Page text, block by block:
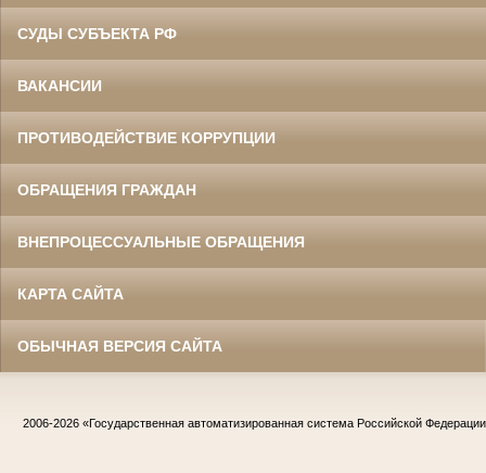
СУДЫ СУБЪЕКТА РФ
ВАКАНСИИ
ПРОТИВОДЕЙСТВИЕ КОРРУПЦИИ
ОБРАЩЕНИЯ ГРАЖДАН
ВНЕПРОЦЕССУАЛЬНЫЕ ОБРАЩЕНИЯ
КАРТА САЙТА
ОБЫЧНАЯ ВЕРСИЯ САЙТА
2006-2026 «Государственная автоматизированная система Российской